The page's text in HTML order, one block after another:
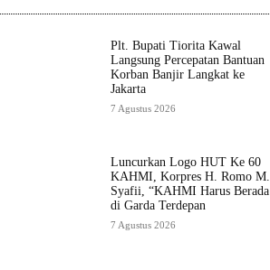
Plt. Bupati Tiorita Kawal
Langsung Percepatan Bantuan
Korban Banjir Langkat ke
Jakarta
7 Agustus 2026
Luncurkan Logo HUT Ke 60
KAHMI, Korpres H. Romo M.
Syafii, “KAHMI Harus Berada
di Garda Terdepan
7 Agustus 2026